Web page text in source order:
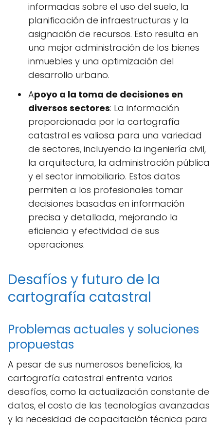
informadas sobre el uso del suelo, la
planificación de infraestructuras y la
asignación de recursos. Esto resulta en
una mejor administración de los bienes
inmuebles y una optimización del
desarrollo urbano.
Apoyo a la toma de decisiones en
diversos sectores: La información
proporcionada por la cartografía
catastral es valiosa para una variedad
de sectores, incluyendo la ingeniería civil,
la arquitectura, la administración pública
y el sector inmobiliario. Estos datos
permiten a los profesionales tomar
decisiones basadas en información
precisa y detallada, mejorando la
eficiencia y efectividad de sus
operaciones.
Desafíos y futuro de la
cartografía catastral
Problemas actuales y soluciones
propuestas
A pesar de sus numerosos beneficios, la
cartografía catastral enfrenta varios
desafíos, como la actualización constante de
datos, el costo de las tecnologías avanzadas
y la necesidad de capacitación técnica para